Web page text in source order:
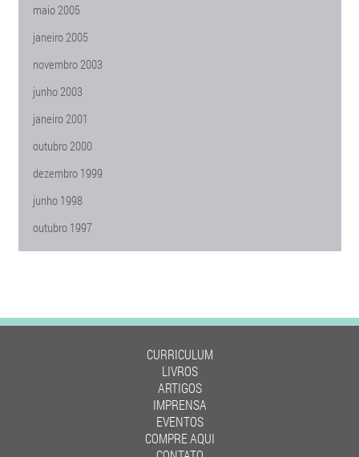
maio 2005
janeiro 2005
novembro 2003
junho 2003
janeiro 2001
outubro 2000
dezembro 1999
junho 1998
outubro 1997
CURRICULUM
LIVROS
ARTIGOS
IMPRENSA
EVENTOS
COMPRE AQUI